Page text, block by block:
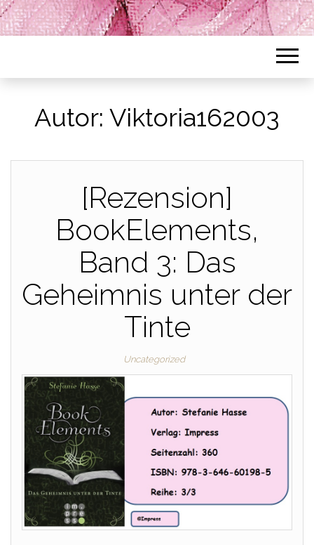
Autor: Viktoria162003
[Rezension]
BookElements,
Band 3: Das
Geheimnis unter der
Tinte
Uncategorized